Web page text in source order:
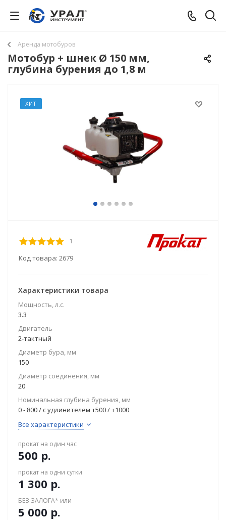
Аренда мотобуров
Мотобур + шнек Ø 150 мм,
глубина бурения до 1,8 м
ХИТ
1
Код товара: 2679
Характеристики товара
Мощность, л.с.
3.3
Двигатель
2-тактный
Диаметр бура, мм
150
Диаметр соединения, мм
20
Номинальная глубина бурения, мм
0 - 800 / с удлинителем +500 / +1000
Все характеристики
прокат на один час
500 р.
прокат на одни сутки
1 300 р.
БЕЗ ЗАЛОГА* или
5 000 р.